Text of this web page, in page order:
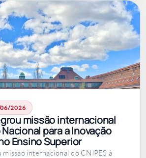
2026
missão internacional
para a Inovação
Ensino Superior
internacional do CNIPES à